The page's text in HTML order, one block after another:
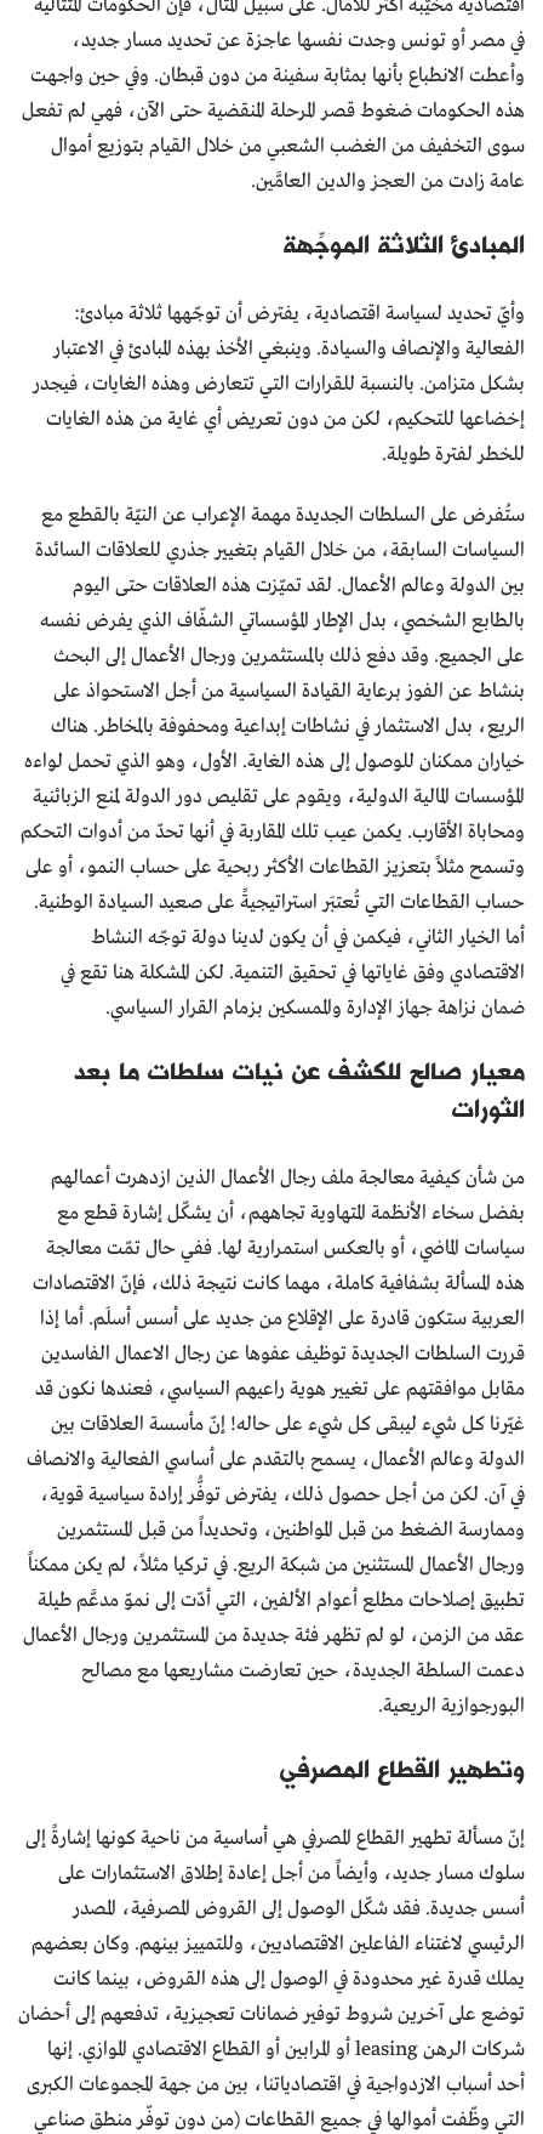
اقتصادية مخيّبة أكثر للآمال. على سبيل المثال، فإنّ الحكومات المتتالية
في مصر أو تونس وجدت نفسها عاجزة عن تحديد مسار جديد،
وأعطت الانطباع بأنها بمثابة سفينة من دون قبطان. وفي حين واجهت
هذه الحكومات ضغوط قصر المرحلة المنقضية حتى الآن، فهي لم تفعل
سوى التخفيف من الغضب الشعبي من خلال القيام بتوزيع أموال
عامة زادت من العجز والدين العامَّين.
المبادئ الثلاثة الموجِّهة
وأيّ تحديد لسياسة اقتصادية، يفترض أن توجّهها ثلاثة مبادئ:
الفعالية والإنصاف والسيادة. وينبغي الأخذ بهذه المبادئ في الاعتبار
بشكل متزامن. بالنسبة للقرارات التي تتعارض وهذه الغايات، فيجدر
إخضاعها للتحكيم، لكن من دون تعريض أي غاية من هذه الغايات
للخطر لفترة طويلة.
ستُفرض على السلطات الجديدة مهمة الإعراب عن النيّة بالقطع مع
السياسات السابقة، من خلال القيام بتغيير جذري للعلاقات السائدة
بين الدولة وعالم الأعمال. لقد تميّزت هذه العلاقات حتى اليوم
بالطابع الشخصي، بدل الإطار المؤسساتي الشفّاف الذي يفرض نفسه
على الجميع. وقد دفع ذلك بالمستثمرين ورجال الأعمال إلى البحث
بنشاط عن الفوز برعاية القيادة السياسية من أجل الاستحواذ على
الريع، بدل الاستثمار في نشاطات إبداعية ومحفوفة بالمخاطر. هناك
خياران ممكنان للوصول إلى هذه الغاية. الأول، وهو الذي تحمل لواءه
المؤسسات المالية الدولية، ويقوم على تقليص دور الدولة لمنع الزبائنية
ومحاباة الأقارب. يكمن عيب تلك المقاربة في أنها تحدّ من أدوات التحكم
وتسمح مثلاً بتعزيز القطاعات الأكثر ربحية على حساب النمو، أو على
حساب القطاعات التي تُعتبَر استراتيجيةً على صعيد السيادة الوطنية.
أما الخيار الثاني، فيكمن في أن يكون لدينا دولة توجّه النشاط
الاقتصادي وفق غاياتها في تحقيق التنمية. لكن المشكلة هنا تقع في
ضمان نزاهة جهاز الإدارة والممسكين بزمام القرار السياسي.
معيار صالح للكشف عن نيات سلطات ما بعد
الثورات
من شأن كيفية معالجة ملف رجال الأعمال الذين ازدهرت أعمالهم
بفضل سخاء الأنظمة المتهاوية تجاههم، أن يشكّل إشارة قطع مع
سياسات الماضي، أو بالعكس استمرارية لها. ففي حال تمّت معالجة
هذه المسألة بشفافية كاملة، مهما كانت نتيجة ذلك، فإنّ الاقتصادات
العربية ستكون قادرة على الإقلاع من جديد على أسس أسلَم. أما إذا
قررت السلطات الجديدة توظيف عفوها عن رجال الاعمال الفاسدين
مقابل موافقتهم على تغيير هوية راعيهم السياسي، فعندها نكون قد
غيّرنا كل شيء ليبقى كل شيء على حاله! إنّ مأسسة العلاقات بين
الدولة وعالم الأعمال، يسمح بالتقدم على أساسي الفعالية والانصاف
في آن. لكن من أجل حصول ذلك، يفترض توفُّر إرادة سياسية قوية،
وممارسة الضغط من قبل المواطنين، وتحديداً من قبل المستثمرين
ورجال الأعمال المستثنين من شبكة الريع. في تركيا مثلاً، لم يكن ممكناً
تطبيق إصلاحات مطلع أعوام الألفين، التي أدّت إلى نموّ مدعَّم طيلة
عقد من الزمن، لو لم تظهر فئة جديدة من المستثمرين ورجال الأعمال
دعمت السلطة الجديدة، حين تعارضت مشاريعها مع مصالح
البورجوازية الريعية.
وتطهير القطاع المصرفي
إنّ مسألة تطهير القطاع المصرفي هي أساسية من ناحية كونها إشارةً إلى
سلوك مسار جديد، وأيضاً من أجل إعادة إطلاق الاستثمارات على
أسس جديدة. فقد شكّل الوصول إلى القروض المصرفية، المصدر
الرئيسي لاغتناء الفاعلين الاقتصاديين، وللتمييز بينهم. وكان بعضهم
يملك قدرة غير محدودة في الوصول إلى هذه القروض، بينما كانت
توضع على آخرين شروط توفير ضمانات تعجيزية، تدفعهم إلى أحضان
شركات الرهن leasing أو المرابين أو القطاع الاقتصادي الموازي. إنها
أحد أسباب الازدواجية في اقتصادياتنا، بين من جهة المجموعات الكبرى
التي وظّفت أموالها في جميع القطاعات (من دون توفّر منطق صناعي